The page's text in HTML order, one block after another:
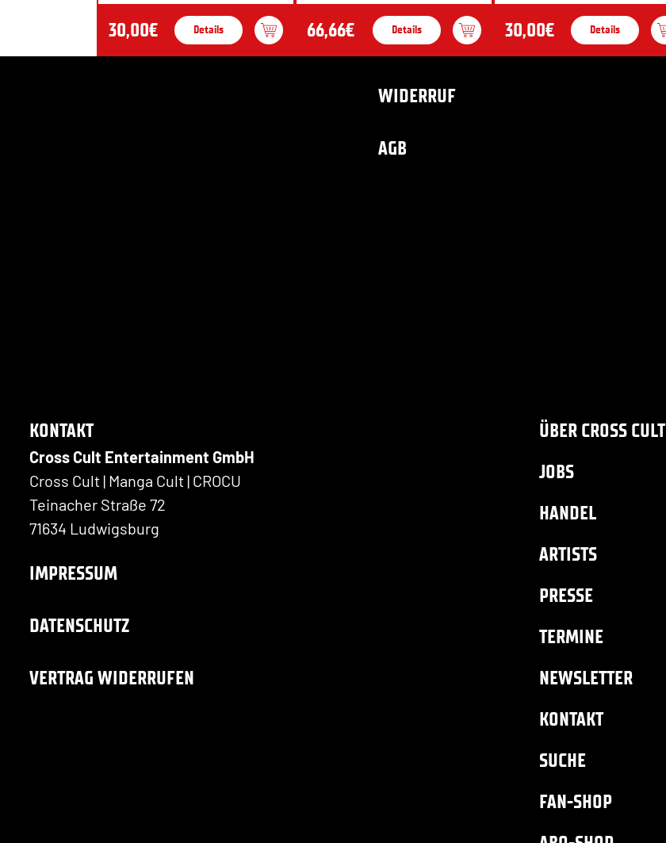
30,00€ Details 66,66€ Details 30,00€ Details
WIDERRUF
AGB
KONTAKT
Cross Cult Entertainment GmbH
Cross Cult | Manga Cult | CROCU
Teinacher Straße 72
71634 Ludwigsburg
IMPRESSUM
DATENSCHUTZ
VERTRAG WIDERRUFEN
ÜBER CROSS CULT
JOBS
HANDEL
ARTISTS
PRESSE
TERMINE
NEWSLETTER
KONTAKT
SUCHE
FAN-SHOP